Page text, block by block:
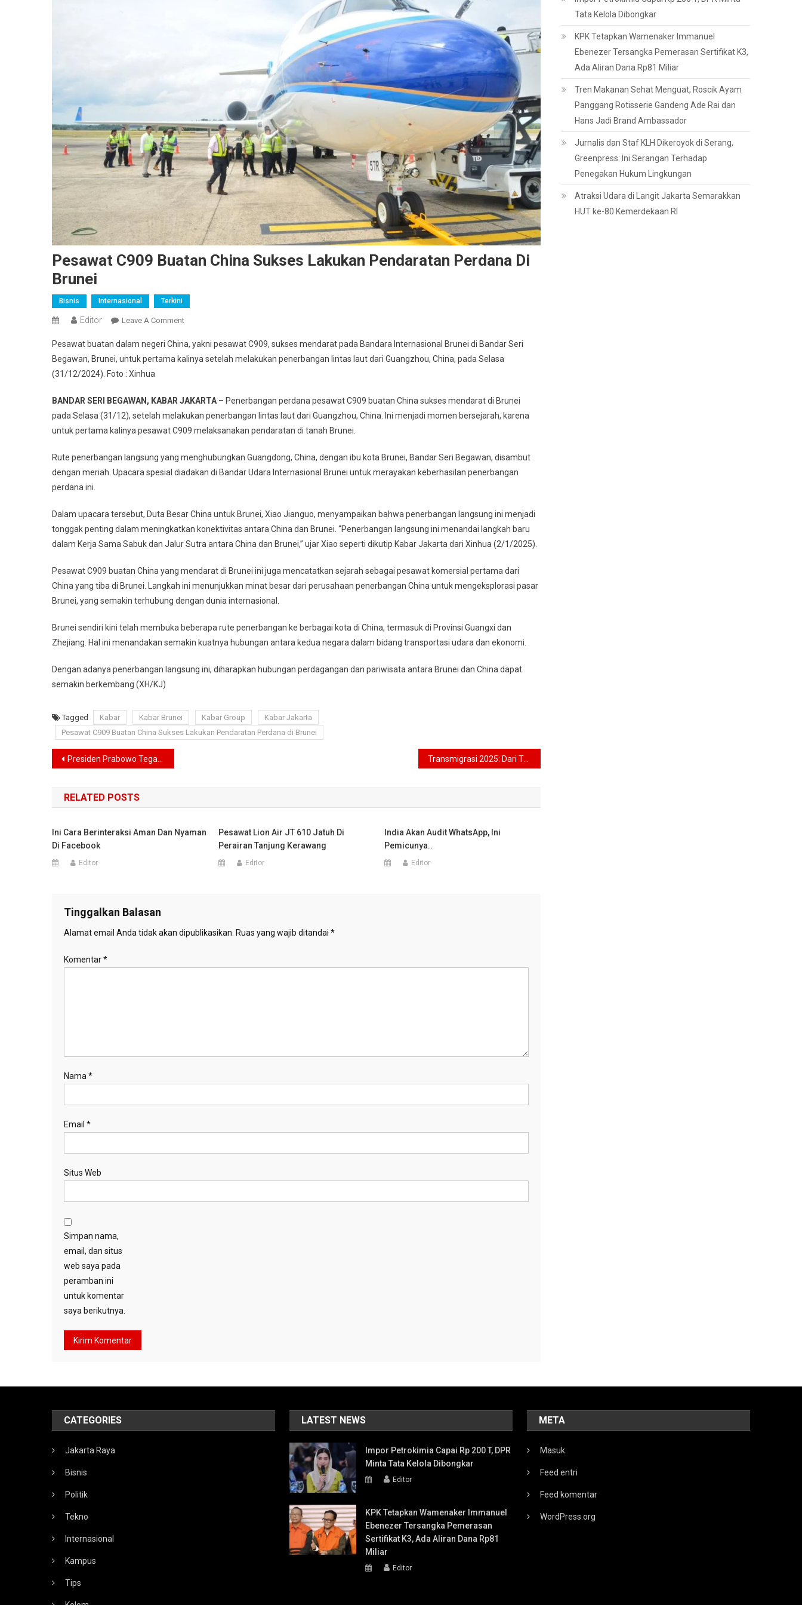
Pesawat C909 Buatan China Sukses Lakukan Pendaratan Perdana Di
Brunei
Bisnis Internasional Terkini
Editor Leave A CommentOn
C909
Buatan
Lakukan
Pendaratan
Perdana
Brunei
Pesawat buatan dalam negeri China, yakni pesawat C909, sukses mendarat pada Bandara Internasional Brunei di Bandar Seri
Begawan, Brunei, untuk pertama kalinya setelah melakukan penerbangan lintas laut dari Guangzhou, China, pada Selasa
(31/12/2024). Foto : Xinhua
BANDAR SERI BEGAWAN, KABAR JAKARTA – Penerbangan perdana pesawat C909 buatan China sukses mendarat di Brunei
pada Selasa (31/12), setelah melakukan penerbangan lintas laut dari Guangzhou, China. Ini menjadi momen bersejarah, karena
untuk pertama kalinya pesawat C909 melaksanakan pendaratan di tanah Brunei.
Rute penerbangan langsung yang menghubungkan Guangdong, China, dengan ibu kota Brunei, Bandar Seri Begawan, disambut
dengan meriah. Upacara spesial diadakan di Bandar Udara Internasional Brunei untuk merayakan keberhasilan penerbangan
perdana ini.
Dalam upacara tersebut, Duta Besar China untuk Brunei, Xiao Jianguo, menyampaikan bahwa penerbangan langsung ini menjadi
tonggak penting dalam meningkatkan konektivitas antara China dan Brunei. “Penerbangan langsung ini menandai langkah baru
dalam Kerja Sama Sabuk dan Jalur Sutra antara China dan Brunei,” ujar Xiao seperti dikutip Kabar Jakarta dari Xinhua (2/1/2025).
Pesawat C909 buatan China yang mendarat di Brunei ini juga mencatatkan sejarah sebagai pesawat komersial pertama dari
China yang tiba di Brunei. Langkah ini menunjukkan minat besar dari perusahaan penerbangan China untuk mengeksplorasi pasar
Brunei, yang semakin terhubung dengan dunia internasional.
Brunei sendiri kini telah membuka beberapa rute penerbangan ke berbagai kota di China, termasuk di Provinsi Guangxi dan
Zhejiang. Hal ini menandakan semakin kuatnya hubungan antara kedua negara dalam bidang transportasi udara dan ekonomi.
Dengan adanya penerbangan langsung ini, diharapkan hubungan perdagangan dan pariwisata antara Brunei dan China dapat
semakin berkembang (XH/KJ)
Tagged Kabar Kabar Brunei Kabar Group
Kabar Jakarta
Pesawat C909 Buatan China Sukses Lakukan Pendaratan Perdana di Brunei
Navigasi
pos
Presiden Prabowo Tegaskan PPN 12% Tidak Berlaku untuk Kebutuhan Pokok Transmigrasi 2025: Dari Top-Down ke Bottom-Up, Solusi Baru untuk Pemerataan Penduduk
RELATED POSTS
Ini Cara Berinteraksi Aman Dan Nyaman
Di Facebook
Editor
Pesawat Lion Air JT 610 Jatuh Di
Perairan Tanjung Kerawang
Editor
India Akan Audit WhatsApp, Ini
Pemicunya..
Editor
Tinggalkan Balasan
Alamat email Anda tidak akan dipublikasikan. Ruas yang wajib ditandai *
Komentar*
Nama *
Email *
Situs Web
Simpan nama,
email, dan situs
web saya pada
peramban ini
untuk komentar
saya berikutnya.
Tata Kelola Dibongkar
KPK Tetapkan Wamenaker Immanuel
Ebenezer Tersangka Pemerasan Sertifikat K3,
Ada Aliran Dana Rp81 Miliar
Tren Makanan Sehat Menguat, Roscik Ayam
Panggang Rotisserie Gandeng Ade Rai dan
Hans Jadi Brand Ambassador
Jurnalis dan Staf KLH Dikeroyok di Serang,
Greenpress: Ini Serangan Terhadap
Penegakan Hukum Lingkungan
Atraksi Udara di Langit Jakarta Semarakkan
HUT ke-80 Kemerdekaan RI
CATEGORIES
Jakarta Raya
Bisnis
Politik
Tekno
Internasional
Kampus
Tips
LATEST NEWS
Impor Petrokimia Capai Rp 200 T, DPR
Minta Tata Kelola Dibongkar
Editor
KPK Tetapkan Wamenaker Immanuel
Ebenezer Tersangka Pemerasan
Sertifikat K3, Ada Aliran Dana Rp81
Miliar
Editor
META
Masuk
Feed entri
Feed komentar
WordPress.org